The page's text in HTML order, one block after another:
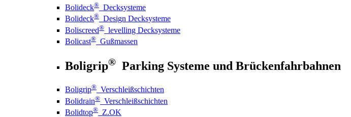
Bolideck® Decksysteme
Bolideck® Design Decksysteme
Boliscreed® levelling Decksysteme
Bolicast® Gußmassen
Boligrip® Parking Systeme und Brückenfahrbahnen
Boligrip® Verschleißschichten
Bolidrain® Verschleißschichten
Bolidtop® Z.OK